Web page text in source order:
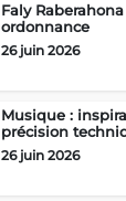
Faly
ordonnance
26 juin 2026
Musique :
précision
26 juin 2026